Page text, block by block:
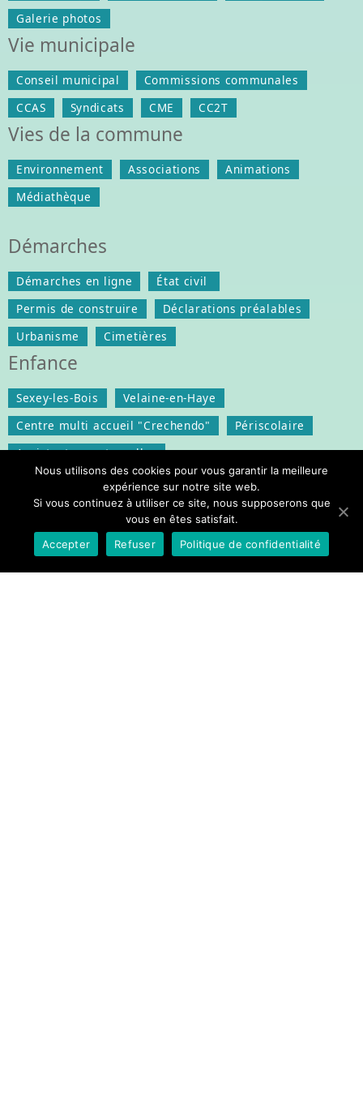
Galerie photos
Vie municipale
Conseil municipal
Commissions communales
CCAS
Syndicats CME CC2T
Vies de la commune
Environnement Associations
Animations
Médiathèque
Démarches
Démarches en ligne
État civil
Permis de construire
Déclarations préalables
Urbanisme
Cimetières
Enfance
Sexey-les-Bois
Velaine-en-Haye
Centre multi accueil "Crechendo"
Périscolaire
Assistantes maternelles
Services
Organigramme de la commune
Location et prêt de matériels
Logements
Gendarmerie
Sécurité routière
Enedis
Nous utilisons des cookies pour vous garantir la meilleure
expérience sur notre site web.
Si vous continuez à utiliser ce site, nous supposerons que
vous en êtes satisfait.
Accepter
Refuser Politique de confidentialité